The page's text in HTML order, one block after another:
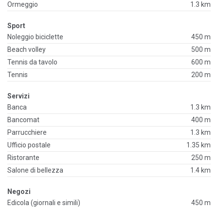
Ormeggio
1.3 km
Sport
Noleggio biciclette
450 m
Beach volley
500 m
Tennis da tavolo
600 m
Tennis
200 m
Servizi
Banca
1.3 km
Bancomat
400 m
Parrucchiere
1.3 km
Ufficio postale
1.35 km
Ristorante
250 m
Salone di bellezza
1.4 km
Negozi
Edicola (giornali e simili)
450 m